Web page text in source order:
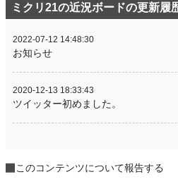
ミクリ21の近況ボードの更新履
2022-07-12 14:48:30
お知らせ
2020-12-13 18:33:43
ツイッター初めました。
このコンテンツについて報告する